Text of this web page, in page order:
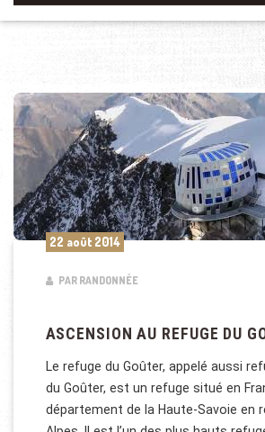
22 août 2014
PAR RANDONNÉE
ASCENSION AU REFUGE DU
Le refuge du Goûter, appelé aussi
du Goûter, est un refuge situé en
département de la Haute-Savoie en